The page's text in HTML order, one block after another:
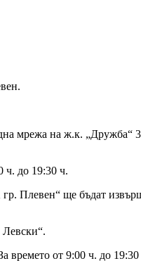
мрежа на ж.к.
ч. до 19:30 ч.
Плевен“ ще бъдат
от 9:00 ч. до